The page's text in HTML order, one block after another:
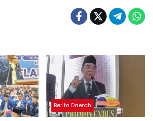
Berita Daerah